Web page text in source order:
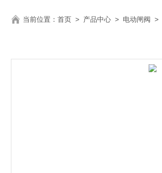
当前位置： 首页 > 产品中心 > 电动闸阀 >